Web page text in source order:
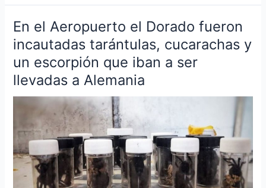
En el Aeropuerto el Dorado fueron
incautadas tarántulas, cucarachas y
un escorpión que iban a ser
llevadas a Alemania
En
el
Aeropuerto
el
Dorado
fueron
incautadas
tarántulas,
cucarachas
y
un
escorpión